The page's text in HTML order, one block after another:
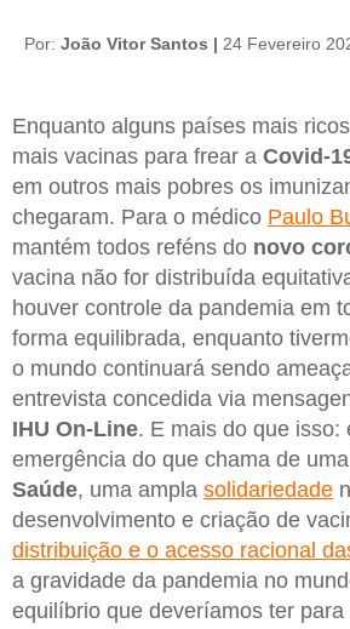
Por: João Vitor Santos | 24 Fevereiro
Enquanto alguns países mais
mais vacinas para frear a Covid-
em outros mais pobres os
chegaram. Para o médico Paulo
mantém todos reféns do novo
vacina não for distribuída
houver controle da pandemia em
forma equilibrada, enquanto
o mundo continuará sendo
entrevista concedida via
IHU On-Line. E mais do que isso:
emergência do que chama de uma
Saúde, uma ampla solidariedade
desenvolvimento e criação de
distribuição e o acesso racional
a gravidade da pandemia no
equilíbrio que deveríamos ter